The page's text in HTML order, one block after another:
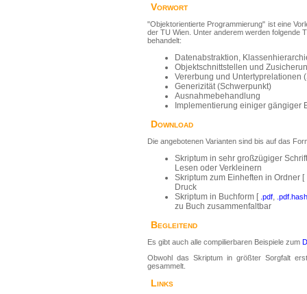
Vorwort
"Objektorientierte Programmierung" ist eine
der TU Wien. Unter anderem werden folgende
behandelt:
Datenabstraktion,
Objektschnittstellen und
Vererbung und Untertyprelationen
Generizität (Schwerpunkt)
Ausnahmebehandlung
Implementierung einiger gängiger
Download
Die angebotenen Varianten sind bis auf das
Skriptum in sehr großzügiger
Lesen oder Verkleinern
Skriptum zum Einheften in Ordner [
Druck
Skriptum in Buchform [ .pdf
zu Buch zusammenfaltbar
Begleitend
Es gibt auch alle compilierbaren Beispiele zum
Obwohl das Skriptum in größter Sorgfalt
gesammelt.
Links